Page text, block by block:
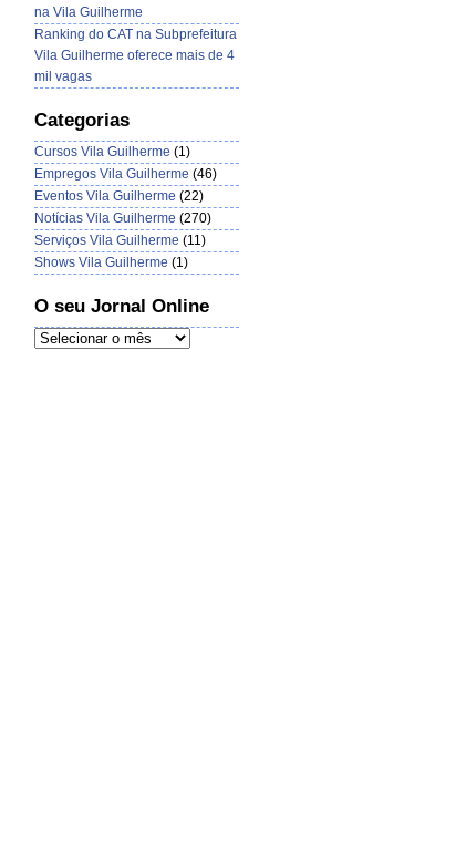
na Vila Guilherme
Ranking do CAT na Subprefeitura
Vila Guilherme oferece mais de 4
mil vagas
Categorias
Cursos Vila Guilherme (1)
Empregos Vila Guilherme (46)
Eventos Vila Guilherme (22)
Notícias Vila Guilherme (270)
Serviços Vila Guilherme (11)
Shows Vila Guilherme (1)
O seu Jornal Online